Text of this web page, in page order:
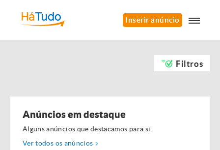
Inserir anúncio
Filtros
Anúncios em destaque
Alguns anúncios que destacamos para si.
Ver todos os anúncios